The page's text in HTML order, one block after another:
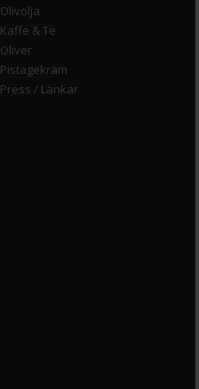
Olivolja
Kaffe & Te
Oliver
Pistagekräm
Press / Länkar